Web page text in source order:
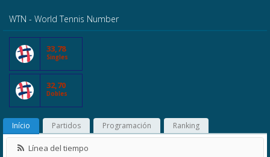
WTN - World Tennis Number
33,78
Singles
32,70
Dobles
Início Partidos Programación Ranking
Línea del tiempo